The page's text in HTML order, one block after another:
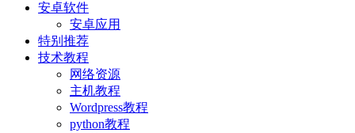
安卓软件
安卓应用
特别推荐
技术教程
网络资源
主机教程
Wordpress教程
python教程